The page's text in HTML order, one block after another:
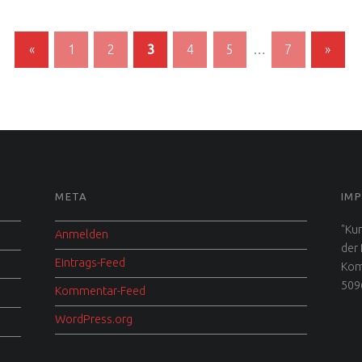
« 1 2 3 4 5 … 7 Next page
»
META
Anmelden
Eintrags-Feed
Kommentar-Feed
WordPress.org
der